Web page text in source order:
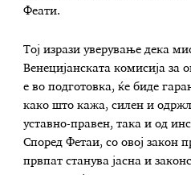
Феати.
Тој изрази уверување дека
Венецијанската комисија за
е во подготовка, ќе биде
како што кажа, силен и
уставно-правен, така и од
Според Фетаи, со овој закон
првпат станува јасна и